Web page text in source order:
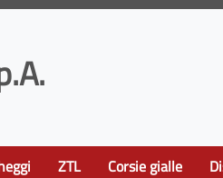
ZTL Corsie gialle